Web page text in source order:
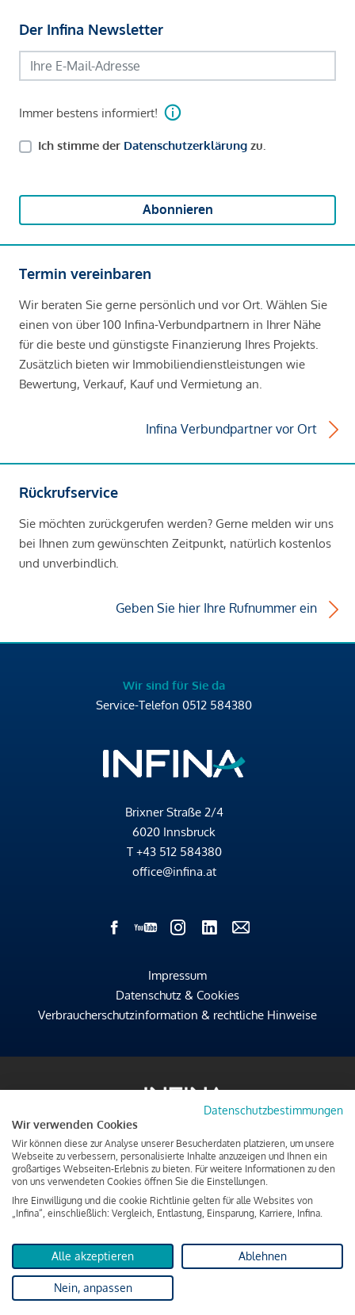
Der Infina Newsletter
Immer bestens informiert!
Ich stimme der Datenschutzerklärung zu.
Abonnieren
Termin vereinbaren
Wir beraten Sie gerne persönlich und vor Ort. Wählen Sie
einen von über 100 Infina-Verbundpartnern in Ihrer Nähe
für die beste und günstigste Finanzierung Ihres Projekts.
Zusätzlich bieten wir Immobiliendienstleistungen wie
Bewertung, Verkauf, Kauf und Vermietung an.
Infina Verbundpartner vor Ort
Rückrufservice
Sie möchten zurückgerufen werden? Gerne melden wir uns
bei Ihnen zum gewünschten Zeitpunkt, natürlich kostenlos
und unverbindlich.
Geben Sie hier Ihre Rufnummer ein
Wir sind für Sie da
Service-Telefon 0512 584380
Brixner Straße 2/4
6020 Innsbruck
T +43 512 584380
office@infina.at
Impressum
Datenschutz & Cookies
Verbraucherschutzinformation & rechtliche Hinweise
Datenschutzbestimmungen
Wir verwenden Cookies
Wir können diese zur Analyse unserer Besucherdaten platzieren, um unsere
Webseite zu verbessern, personalisierte Inhalte anzuzeigen und Ihnen ein
großartiges Webseiten-Erlebnis zu bieten. Für weitere Informationen zu den
von uns verwendeten Cookies öffnen Sie die Einstellungen.
Ihre Einwilligung und die cookie Richtlinie gelten für alle Websites von
„Infina“, einschließlich: Vergleich, Entlastung, Einsparung, Karriere, Infina.
Alle akzeptieren Ablehnen
Nein, anpassen